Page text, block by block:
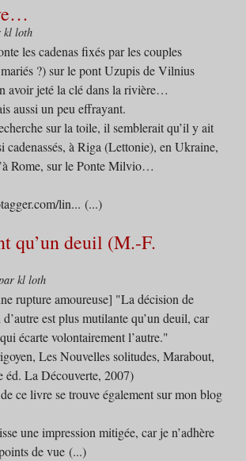
kl loth
les cadenas fixés par les couples
?) sur le pont Uzupis de Vilnius
avoir jeté la clé dans la rivière…
aussi un peu effrayant.
sur la toile, il semblerait qu’il y ait
cadenassés, à Riga (Lettonie), en Ukraine,
Rome, sur le Ponte Milvio…
lin... (...)
qu’un deuil (M.-F.
kl loth
rupture amoureuse] "La décision de
est plus mutilante qu’un deuil, car
écarte volontairement l’autre."
Les Nouvelles solitudes, Marabout,
éd. La Découverte, 2007)
ce livre se trouve également sur mon blog
une impression mitigée, car je n’adhère
de vue (...)